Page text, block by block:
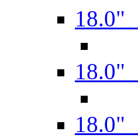
18.0"